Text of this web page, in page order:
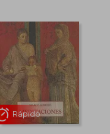
10%
dcto. $